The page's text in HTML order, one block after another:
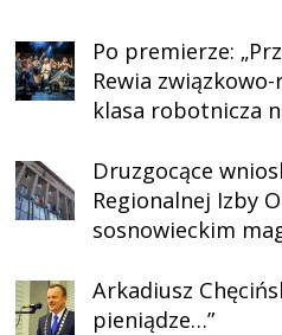
Po premierze:
Rewia
klasa robotnicza
Druzgocące
Regionalnej Izby
sosnowieckim
Arkadiusz
pieniądze…”